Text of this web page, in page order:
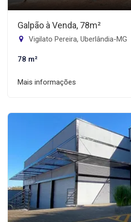
Galpão à Venda, 78m²
Vigilato Pereira, Uberlândia-MG
78 m²
Mais informações